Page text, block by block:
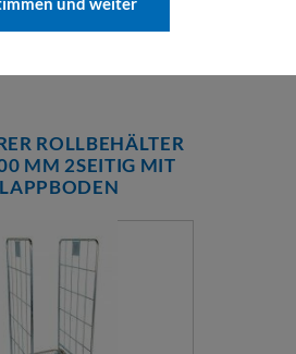
ROLLBEHÄLTER
MM 2SEITIG MIT